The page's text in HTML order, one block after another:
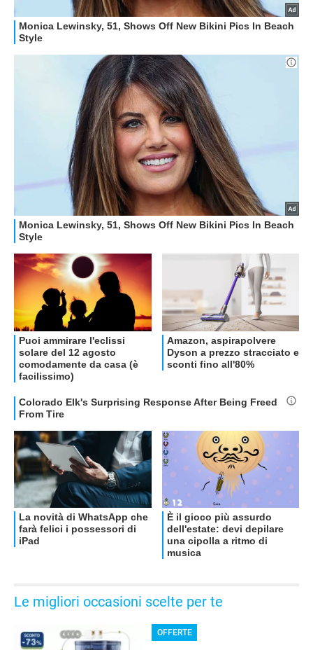
Le migliori occasioni scelte per te
OFFERTE